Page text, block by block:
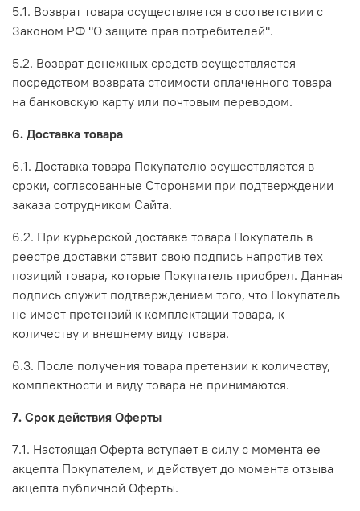
5.1. Возврат товара осуществляется в соответствии с
Законом РФ "О защите прав потребителей".
5.2. Возврат денежных средств осуществляется
посредством возврата стоимости оплаченного товара
на банковскую карту или почтовым переводом.
6. Доставка товара
6.1. Доставка товара Покупателю осуществляется в
сроки, согласованные Сторонами при подтверждении
заказа сотрудником Сайта.
6.2. При курьерской доставке товара Покупатель в
реестре доставки ставит свою подпись напротив тех
позиций товара, которые Покупатель приобрел. Данная
подпись служит подтверждением того, что Покупатель
не имеет претензий к комплектации товара, к
количеству и внешнему виду товара.
6.3. После получения товара претензии к количеству,
комплектности и виду товара не принимаются.
7. Срок действия Оферты
7.1. Настоящая Оферта вступает в силу с момента ее
акцепта Покупателем, и действует до момента отзыва
акцепта публичной Оферты.